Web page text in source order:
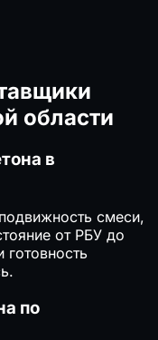
области
в
смеси,
от РБУ до
по